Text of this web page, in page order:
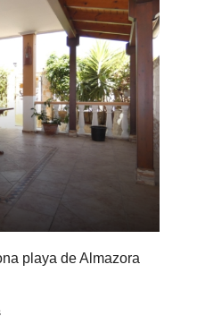
playa de Almazora